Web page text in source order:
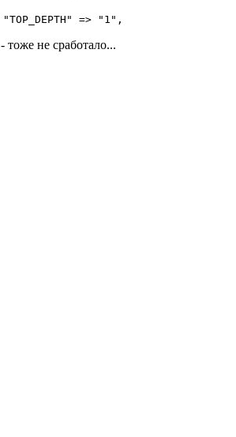
"TOP_DEPTH" => "1",
- тоже не сработало...